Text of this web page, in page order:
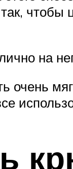
так,
на
очень